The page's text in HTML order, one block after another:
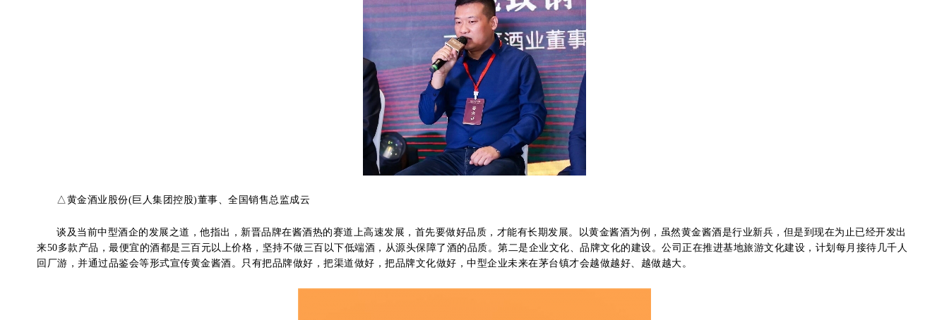
△黄金酒业股份(巨人集团控股)董事、全国销售总监成云
谈及当前中型酒企的发展之道，他指出，新晋品牌在酱酒热的赛道上高速发展，首先要做好品质，才能有长期发展。以黄金酱酒为例，虽然黄金酱酒是行业新兵，但是到现在为止已经开发出
来50多款产品，最便宜的酒都是三百元以上价格，坚持不做三百以下低端酒，从源头保障了酒的品质。第二是企业文化、品牌文化的建设。公司正在推进基地旅游文化建设，计划每月接待几千人
回厂游，并通过品鉴会等形式宣传黄金酱酒。只有把品牌做好，把渠道做好，把品牌文化做好，中型企业未来在茅台镇才会越做越好、越做越大。